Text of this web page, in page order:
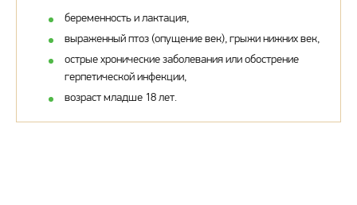
беременность и лактация,
выраженный птоз (опущение век), грыжи нижних век,
острые хронические заболевания или обострение
герпетической инфекции,
возраст младше 18 лет.